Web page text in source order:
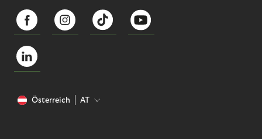
Österreich AT